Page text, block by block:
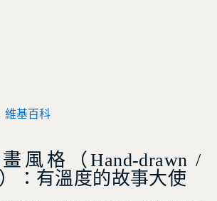
維基百科
風格（Hand-drawn /
：有溫度的故事大使